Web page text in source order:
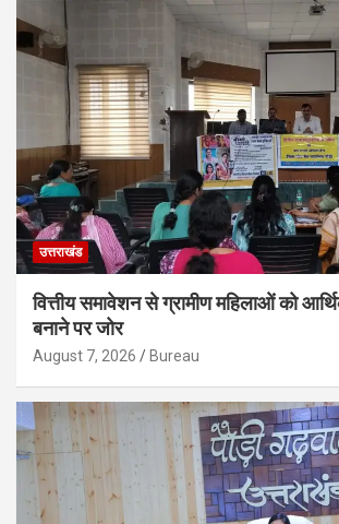
उत्तराखंड
वित्तीय समावेशन से ग्रामीण महिलाओं को
बनाने पर जोर
August 7, 2026 Bureau